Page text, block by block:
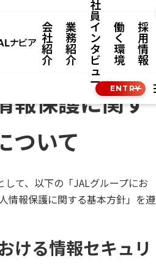
会
社
紹
介
業
務
紹
介
社
員
イ
ン
タ
ビ
ュ
ー
働
く
環
境
採
用
情
報
ENTRY
報保護に関す
ついて
て、以下の「JALグループにお
情報保護に関する基本方針」を遵
ける情報セキュリ